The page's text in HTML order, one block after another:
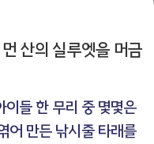
산의 실루엣을 머금
이들 한 무리 중 몇몇은
어 만든 낚시줄 타래를